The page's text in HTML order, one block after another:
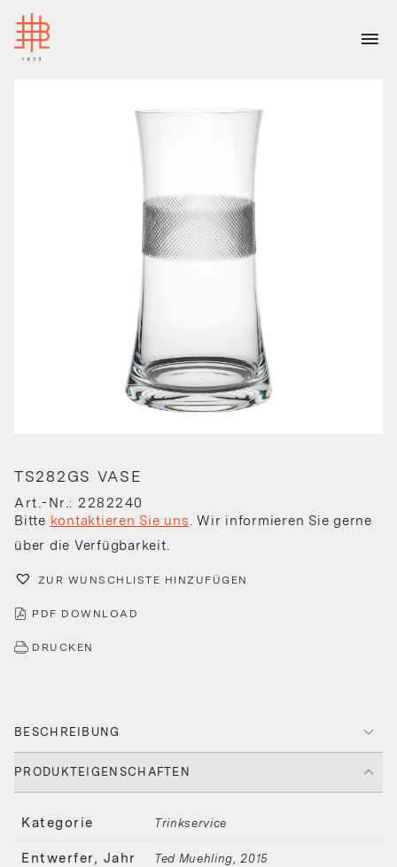
TS282GS VASE
Art.-Nr.: 2282240
Bitte kontaktieren Sie uns. Wir informieren Sie gerne
über die Verfügbarkeit.
ZUR WUNSCHLISTE HINZUFÜGEN
PDF DOWNLOAD
DRUCKEN
BESCHREIBUNG
PRODUKTEIGENSCHAFTEN
Kategorie Trinkservice
Entwerfer, Jahr Ted Muehling 2015